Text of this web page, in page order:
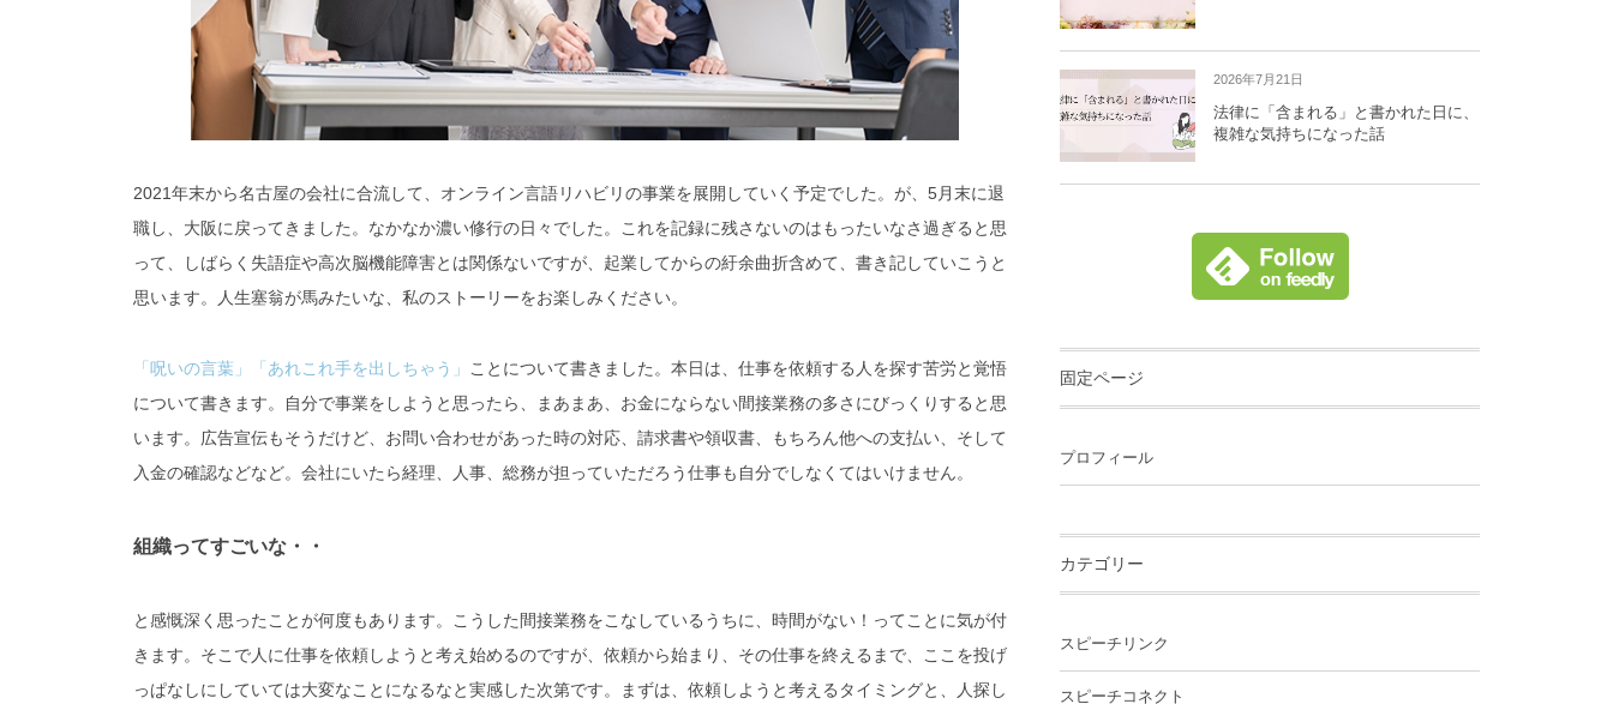
2021年末から名古屋の会社に合流して、オンライン言語リハビリの事業を展開していく予定でした。が、5月末に退
職し、大阪に戻ってきました。なかなか濃い修行の日々でした。これを記録に残さないのはもったいなさ過ぎると思
って、しばらく失語症や高次脳機能障害とは関係ないですが、起業してからの紆余曲折含めて、書き記していこうと
思います。人生塞翁が馬みたいな、私のストーリーをお楽しみください。
「呪いの言葉」 「あれこれ手を出しちゃう」
ことについて書きました。本日は、仕事を依頼する人を探す苦労と覚悟
について書きます。
自分で事業をしようと思ったら、まあまあ、お金にならない間接業務の多さにびっくりすると思
います。広告宣伝もそうだけど、お問い合わせがあった時の対応、請求書や領収書、もちろん他への支払い、そして
入金の確認などなど。会社にいたら経理、人事、総務が担っていただろう仕事も自分でしなくてはいけません。
組織ってすごいな・・
と感慨深く思ったことが何度もあります。こうした間接業務をこなしている うちに、時間がない！ってことに気が付
きます。そこで人に仕事を依頼しようと考え始めるのですが、依頼から始まり、その仕事を終えるまで、ここを投げ
っぱなしにしていては大変なことになるなと実感した次第です。まずは、依頼しようと考えるタイミングと、人探し
2026年7月21日
法律に「含まれる」と書かれた日に、
複雑な気持ちになった話
固定ページ
プロフィール
カテゴリー
スピーチリンク
スピーチコネクト